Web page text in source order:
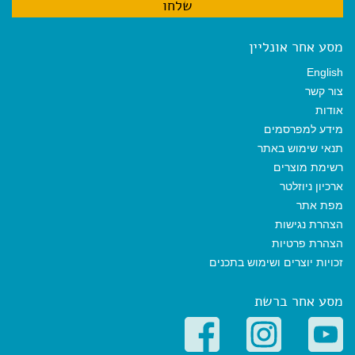
מסע אחר אונליין
English
צור קשר
אודות
מידע למפרסמים
תנאי שימוש באתר
רשימת מוצרים
ארכיון ניוזלטר
מפת אתר
הצהרת נגישות
הצהרת פרטיות
זכויות יוצרים ושימוש בתכנים
מסע אחר ברשת